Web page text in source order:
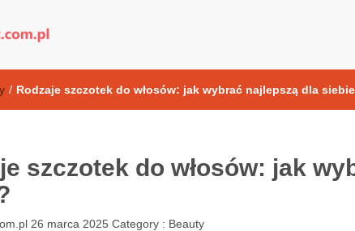
/ Rodzaje szczotek do włosów: jak wybrać najlepszą dla
szczotek do włosów: jak
26 marca 2025 Category : Beauty